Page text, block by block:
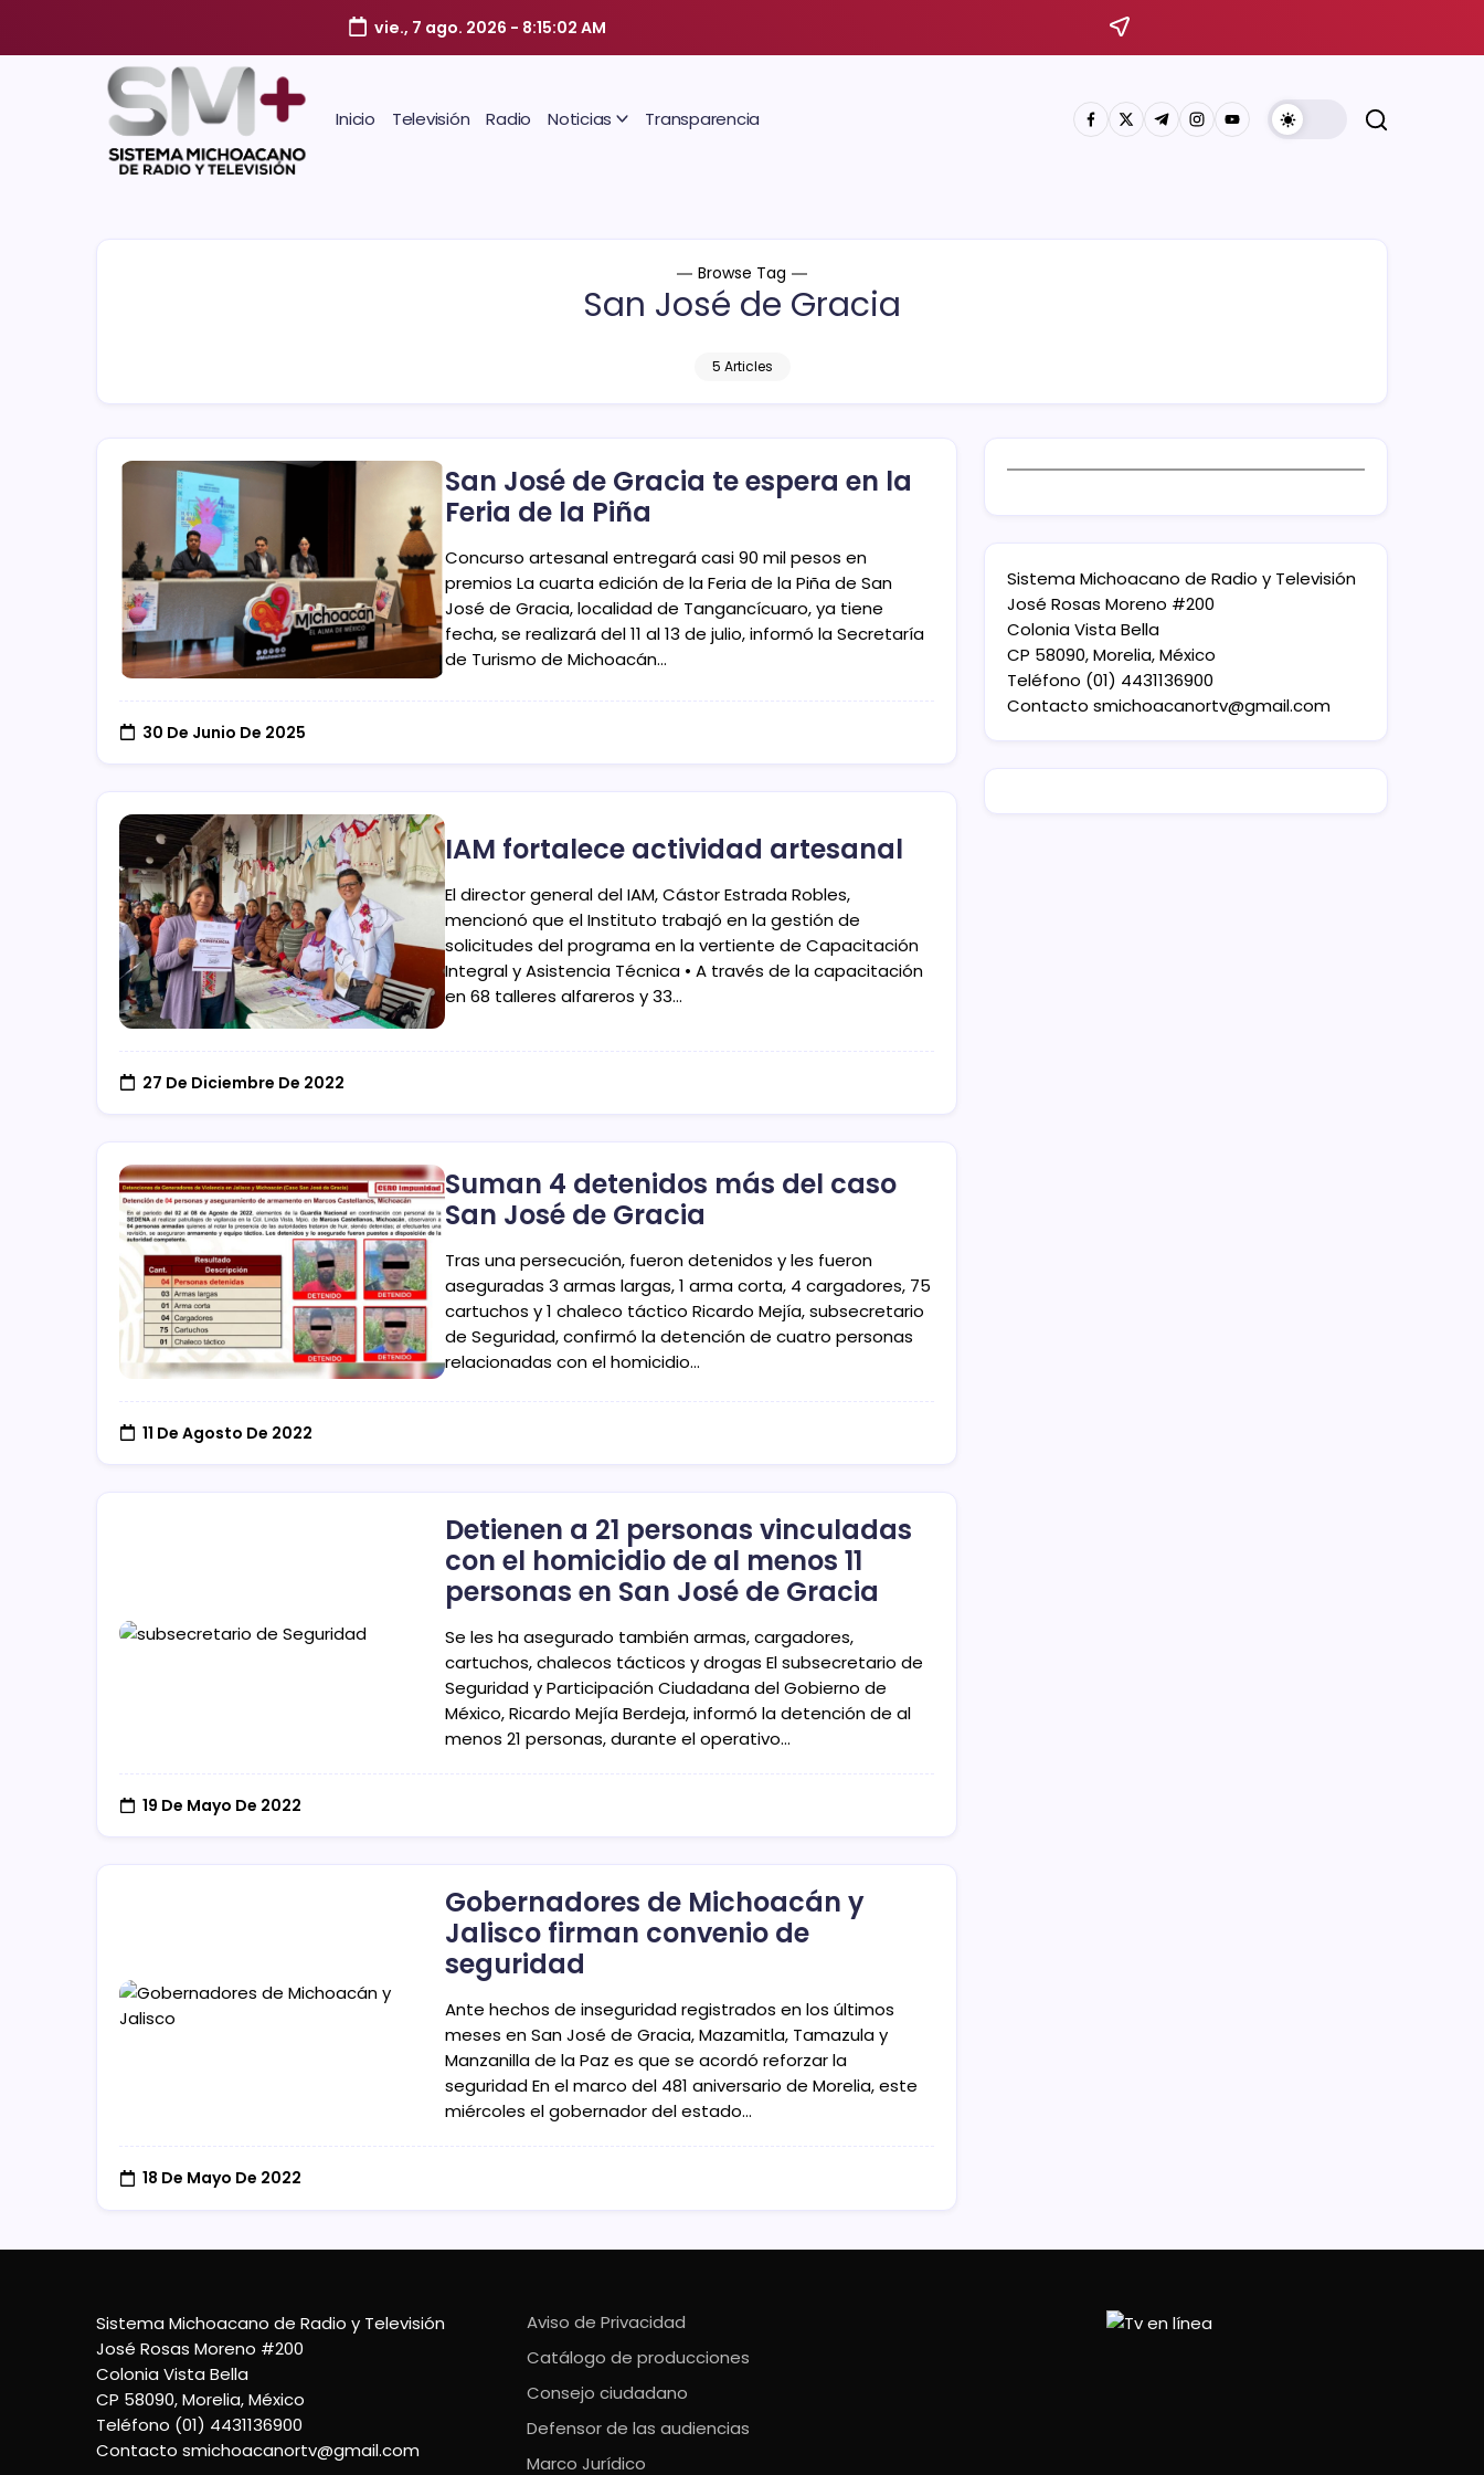
vie., 7 ago. 2026 - 8:15:03 AM
Inicio Televisión Radio Noticias Transparencia
Browse Tag
San José de Gracia
5 Articles
San José de Gracia te espera en la
Feria de la Piña
Concurso artesanal entregará casi 90 mil pesos en
premios La cuarta edición de la Feria de la Piña de San
José de Gracia, localidad de Tangancícuaro, ya tiene
fecha, se realizará del 11 al 13 de julio, informó la Secretaría
de Turismo de Michoacán…
30 De Junio De 2025
IAM fortalece actividad artesanal
El director general del IAM, Cástor Estrada Robles,
mencionó que el Instituto trabajó en la gestión de
solicitudes del programa en la vertiente de Capacitación
Integral y Asistencia Técnica • A través de la capacitación
en 68 talleres alfareros y 33…
27 De Diciembre De 2022
Suman 4 detenidos más del caso
San José de Gracia
Tras una persecución, fueron detenidos y les fueron
aseguradas 3 armas largas, 1 arma corta, 4 cargadores, 75
cartuchos y 1 chaleco táctico Ricardo Mejía, subsecretario
de Seguridad, confirmó la detención de cuatro personas
relacionadas con el homicidio…
11 De Agosto De 2022
Detienen a 21 personas vinculadas
con el homicidio de al menos 11
personas en San José de Gracia
Se les ha asegurado también armas, cargadores,
cartuchos, chalecos tácticos y drogas El subsecretario de
Seguridad y Participación Ciudadana del Gobierno de
México, Ricardo Mejía Berdeja, informó la detención de al
menos 21 personas, durante el operativo…
19 De Mayo De 2022
Gobernadores de Michoacán y
Jalisco firman convenio de
seguridad
Ante hechos de inseguridad registrados en los últimos
meses en San José de Gracia, Mazamitla, Tamazula y
Manzanilla de la Paz es que se acordó reforzar la
seguridad En el marco del 481 aniversario de Morelia, este
miércoles el gobernador del estado…
18 De Mayo De 2022
Sistema Michoacano de Radio y Televisión
José Rosas Moreno #200
Colonia Vista Bella
CP 58090, Morelia, México
Teléfono (01) 4431136900
Contacto smichoacanortv@gmail.com
Sistema Michoacano de Radio y Televisión
José Rosas Moreno #200
Colonia Vista Bella
CP 58090, Morelia, México
Teléfono (01) 4431136900
Contacto smichoacanortv@gmail.com
Aviso de Privacidad
Catálogo de producciones
Consejo ciudadano
Defensor de las audiencias
Marco Jurídico